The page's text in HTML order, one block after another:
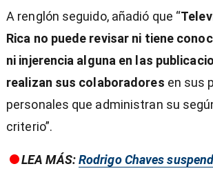
A renglón seguido, añadió que “
Rica no puede revisar ni tiene
ni injerencia alguna en las
realizan sus colaboradores en sus
personales que administran su
criterio”.
LEA MÁS:Rodrigo Chaves